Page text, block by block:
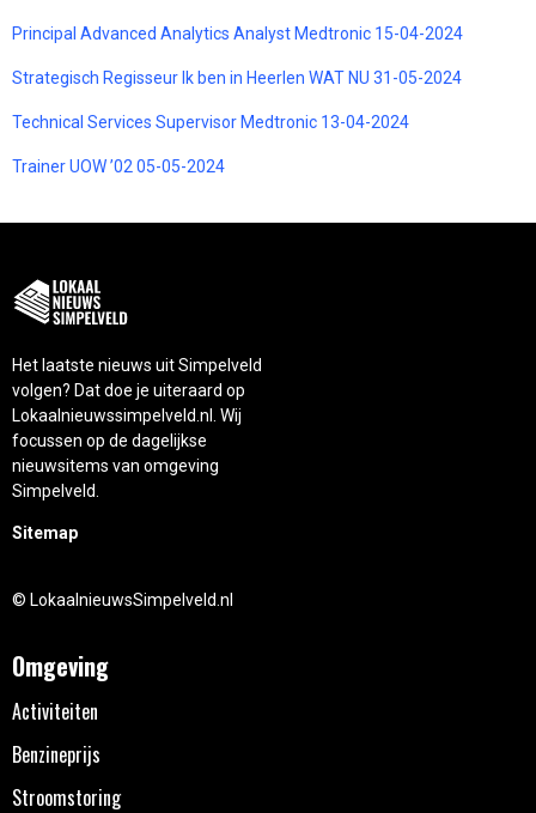
Principal Advanced Analytics Analyst Medtronic 15-04-2024
Strategisch Regisseur Ik ben in Heerlen WAT NU 31-05-2024
Technical Services Supervisor Medtronic 13-04-2024
Trainer UOW ’02 05-05-2024
Het laatste nieuws uit Simpelveld
volgen? Dat doe je uiteraard op
Lokaalnieuwssimpelveld.nl. Wij
focussen op de dagelijkse
nieuwsitems van omgeving
Simpelveld.
Sitemap
© LokaalnieuwsSimpelveld.nl
Omgeving
Activiteiten
Benzineprijs
Stroomstoring